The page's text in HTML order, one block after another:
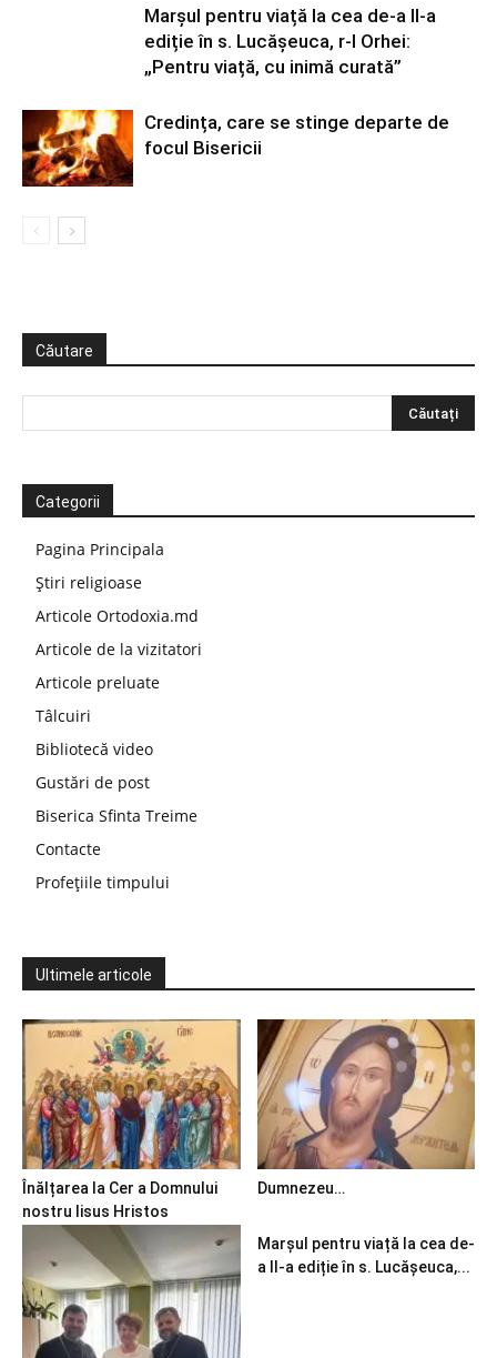
Marșul pentru viață la cea de-a II-a
ediție în s. Lucășeuca, r-l Orhei:
„Pentru viață, cu inimă curată”
Credința, care se stinge departe de
focul Bisericii
Căutare
Categorii
Pagina Principala
Știri religioase
Articole Ortodoxia.md
Articole de la vizitatori
Articole preluate
Tâlcuiri
Bibliotecă video
Gustări de post
Biserica Sfinta Treime
Contacte
Profețiile timpului
Ultimele articole
Înălțarea la Cer a Domnului
nostru Iisus Hristos
Dumnezeu…
Marșul pentru viață la cea de-
a II-a ediție în s. Lucășeuca,...